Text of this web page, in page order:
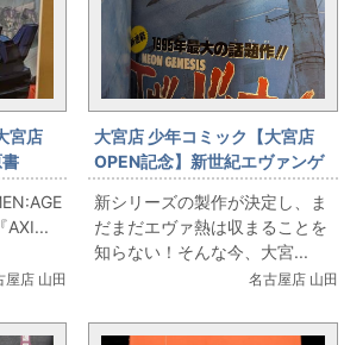
宮店
AXI...
屋店 山田
大宮店 少年コミック【大宮店
OPEN記念】新世紀エヴァンゲ
リオン第1話!!新連載号!!出しま
す!!
新シリーズの製作が決定し、ま
だまだエヴァ熱は収まることを
知らない！そんな今、大宮...
名古屋店 山田